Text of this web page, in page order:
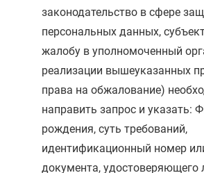
законодательство в сфере
персональных данных,
жалобу в уполномоченный
реализации вышеуказанных
права на обжалование)
направить запрос и указать:
рождения, суть требований,
идентификационный номер
документа, удостоверяющего